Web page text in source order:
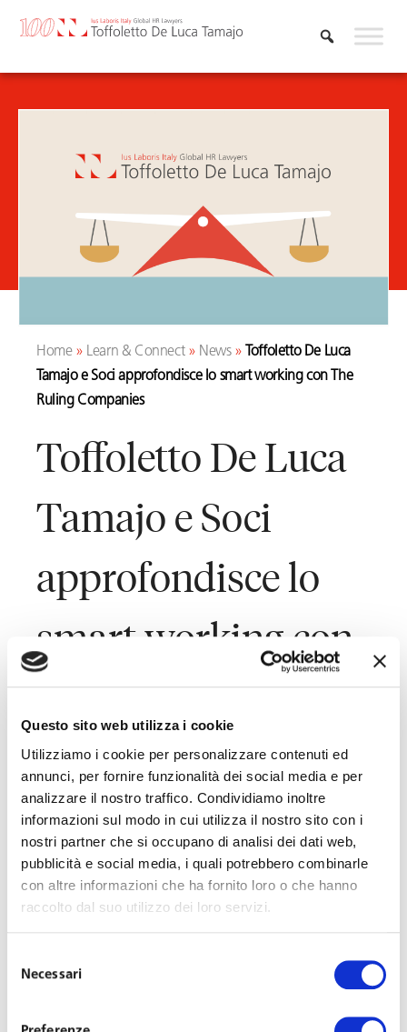
Questo sito web utilizza i cookie
Utilizziamo i cookie per personalizzare contenuti ed
annunci, per fornire funzionalità dei social media e per
analizzare il nostro traffico. Condividiamo inoltre
informazioni sul modo in cui utilizza il nostro sito con i
nostri partner che si occupano di analisi dei dati web,
pubblicità e social media, i quali potrebbero combinarle
con altre informazioni che ha fornito loro o che hanno
raccolto dal suo utilizzo dei loro servizi.
delNecessari
Home» Learn & Connect» News»
Toffoletto De Luca
Tamajo e Soci approfondisce lo smart working con The
Ruling Companies
Toffoletto De Luca
Tamajo e Soci
approfondisce lo
smart working con
The Ruling
Companies
Last Updated on Dicembre 14, 2015
vvocato Franco Toffoletto
interviene al convegno
programma oggi a Milano.
Lo Smart Working o Lavoro Agile richiede un profondo